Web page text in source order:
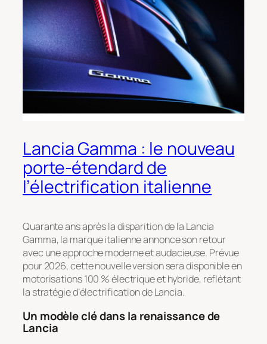
Lancia Gamma : le nouveau
porte-étendard de
l’électrification italienne
Quarante ans après la disparition de la Lancia
Gamma, la marque italienne annonce son retour
avec une approche moderne et audacieuse. Prévue
pour 2026, cette nouvelle version sera disponible en
motorisations 100 % électrique et hybride, reflétant
la stratégie d’électrification de Lancia.
Un modèle clé dans la renaissance de
Lancia